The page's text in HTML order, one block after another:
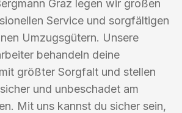
Graz legen wir großen
Service und sorgfältigen
Umzugsgütern. Unsere
behandeln deine
größter Sorgfalt und stellen
und unbeschadet am
Mit uns kannst du sicher sein,